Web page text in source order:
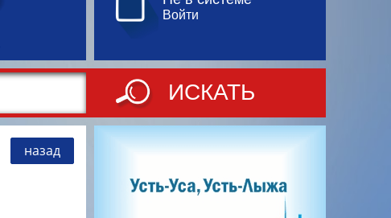
Войти
ИСКАТЬ
назад